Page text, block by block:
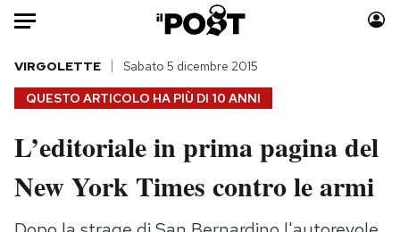
Auto
HOME
Italia
Politica
Tecnologia
Moda
Consumismi
Storie/Idee
QUESTO ARTICOLO HA PIÙ DI 10 ANNI
VIRGOLETTE Sabato 5 dicembre 2015
L’editoriale in prima pagina del
New York Times contro le armi